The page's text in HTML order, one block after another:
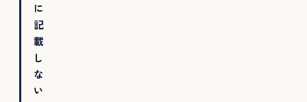
に
記
載
し
な
い